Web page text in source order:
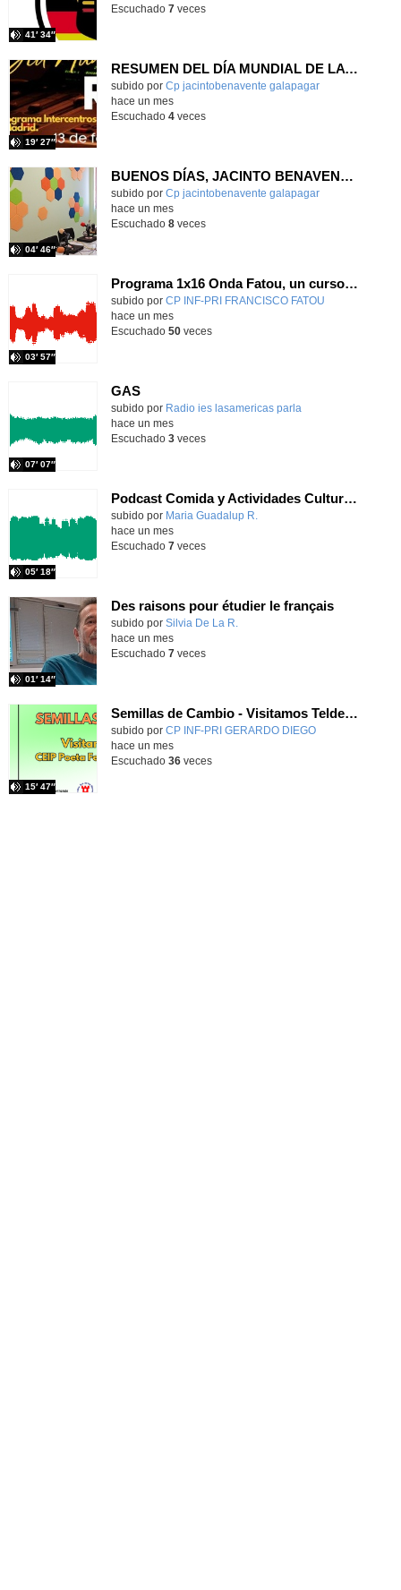
41′ 34″
Escuchado 7veces
RESUMEN DEL DÍA MUNDIAL DE LA RADIO Y LA I.A. PROGRAMA COLABORATIVO
Contenido educativo.
subido por Cp jacintobenavente galapagar
19′ 27″
-
hace un mes
Escuchado 4veces
BUENOS DÍAS, JACINTO BENAVENTE: viernes, 19 de junio de 2026
Contenido educativo.
subido por Cp jacintobenavente galapagar
04′ 46″
-
hace un mes
Escuchado 8veces
Programa 1x16 Onda Fatou, un curso para recordar
Contenido educativo.
subido por CP INF-PRI FRANCISCO FATOU
03′ 57″
hace un mes
Escuchado 50veces
GAS
Contenido educativo.
subido por Radio ies lasamericas parla
07′ 07″
hace un mes
Escuchado 3veces
Podcast Comida y Actividades Culturales
Contenido educativo.
subido por Maria Guadalup R.
05′ 18″
hace un mes
Escuchado 7veces
Des raisons pour étudier le français
Contenido educativo.
subido por Silvia De La R.
01′ 14″
hace un mes
Escuchado 7veces
Semillas de Cambio - Visitamos Telde: CEIP Poeta Fernando González
Contenido educativo.
subido por CP INF-PRI GERARDO DIEGO
15′ 47″
-
hace un mes
Escuchado 36veces